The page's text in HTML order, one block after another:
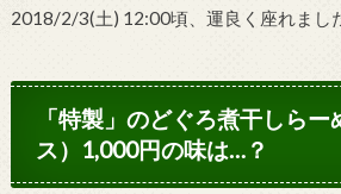
2018/2/3(土) 12:00頃、運良く座れまし
「特製」のどぐろ煮干しら
ス）1,000円の味は…？